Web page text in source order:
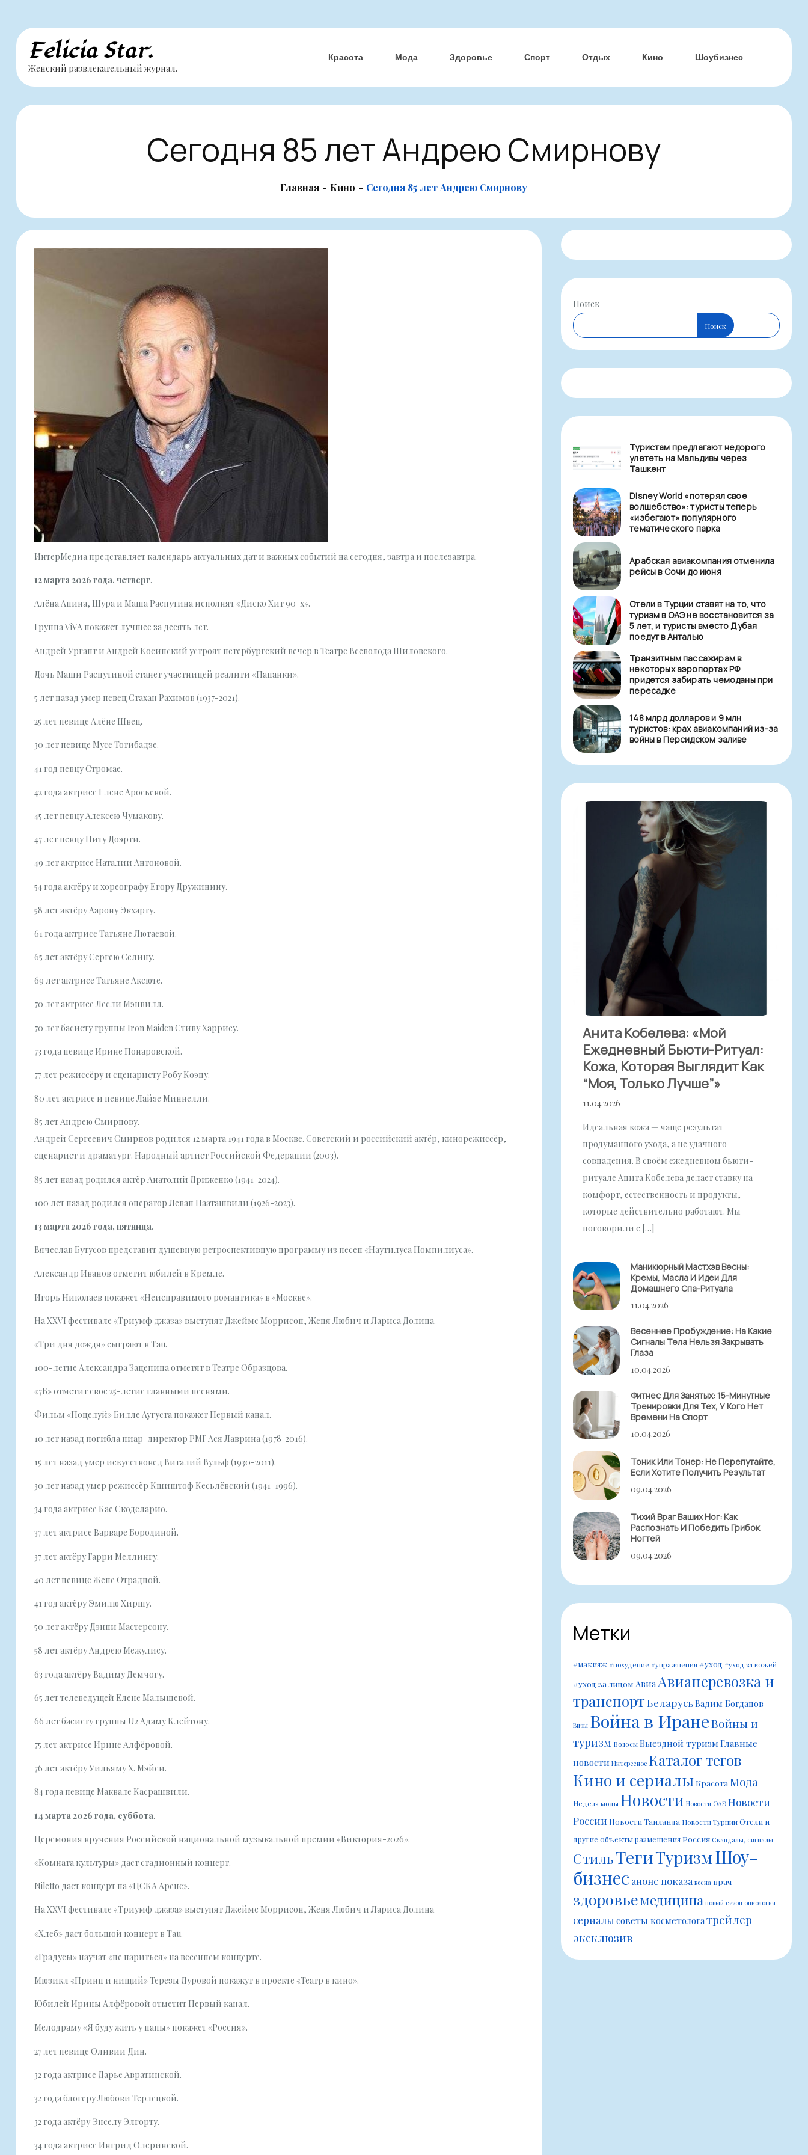
Перейти
содержимому
Felicia Star.
Женский развлекательный журнал.
Красота Мода Здоровье Спорт Отдых Кино Шоубизнес
Сегодня 85 лет Андрею Смирнову
Главная Кино Сегодня 85 лет Андрею Смирнову
ИнтерМедиа представляет календарь актуальных дат и важных событий на сегодня, завтра и послезавтра.
12 марта 2026 года, четверг.
Алёна Апина, Шура и Маша Распутина исполнят «Диско Хит 90-х».
Группа ViVA покажет лучшее за десять лет.
Андрей Ургант и Андрей Косинский устроят петербургский вечер в Театре Всеволода Шиловского.
Дочь Маши Распутиной станет участницей реалити «Пацанки».
5 лет назад умер певец Стахан Рахимов (1937-2021).
25 лет певице Алёне Швец.
30 лет певице Мусе Тотибадзе.
41 год певцу Стромае.
42 года актрисе Елене Аросьевой.
45 лет певцу Алексею Чумакову.
47 лет певцу Питу Доэрти.
49 лет актрисе Наталии Антоновой.
54 года актёру и хореографу Егору Дружинину.
58 лет актёру Аарону Экхарту.
61 года актрисе Татьяне Лютаевой.
65 лет актёру Сергею Селину.
69 лет актрисе Татьяне Аксюте.
70 лет актрисе Лесли Мэнвилл.
70 лет басисту группы Iron Maiden Стиву Харрису.
73 года певице Ирине Понаровской.
77 лет режиссёру и сценаристу Робу Коэну.
80 лет актрисе и певице Лайзе Миннелли.
85 лет Андрею Смирнову.
Андрей Сергеевич Смирнов родился 12 марта 1941 года в Москве. Советский и российский актёр, кинорежиссёр,
сценарист и драматург. Народный артист Российской Федерации (2003).
85 лет назад родился актёр Анатолий Дриженко (1941-2024).
100 лет назад родился оператор Леван Пааташвили (1926-2023).
13 марта 2026 года, пятница.
Вячеслав Бутусов представит душевную ретроспективную программу из песен «Наутилуса Помпилиуса».
Александр Иванов отметит юбилей в Кремле.
Игорь Николаев покажет «Неисправимого романтика» в «Москве».
На XXVI фестивале «Триумф джаза» выступят Джеймс Моррисон, Женя Любич и Лариса Долина.
«Три дня дождя» сыграют в Tau.
100-летие Александра Зацепина отметят в Театре Образцова.
«7Б» отметит свое 25-летие главными песнями.
Фильм «Поцелуй» Билле Аугуста покажет Первый канал.
10 лет назад погибла пиар-директор РМГ Ася Лаврина (1978-2016).
15 лет назад умер искусствовед Виталий Вульф (1930-2011).
30 лет назад умер режиссёр Кшиштоф Кесьлёвский (1941-1996).
34 года актрисе Кае Скоделарио.
37 лет актрисе Варваре Бородиной.
37 лет актёру Гарри Меллингу.
40 лет певице Жене Отрадной.
41 год актёру Эмилю Хиршу.
50 лет актёру Дэнни Мастерсону.
58 лет актёру Андрею Межулису.
63 года актёру Вадиму Демчогу.
65 лет телеведущей Елене Малышевой.
66 лет басисту группы U2 Адаму Клейтону.
75 лет актрисе Ирине Алфёровой.
76 лет актёру Уильяму Х. Мэйси.
84 года певице Маквале Касрашвили.
14 марта 2026 года, суббота.
Церемония вручения Российской национальной музыкальной премии «Виктория-2026».
«Комната культуры» даст стадионный концерт.
Niletto даст концерт на «ЦСКА Арене».
На XXVI фестивале «Триумф джаза» выступят Джеймс Моррисон, Женя Любич и Лариса Долина
«Хлеб» даст большой концерт в Tau.
«Градусы» научат «не париться» на весеннем концерте.
Мюзикл «Принц и нищий» Терезы Дуровой покажут в проекте «Театр в кино».
Юбилей Ирины Алфёровой отметит Первый канал.
Мелодраму «Я буду жить у папы» покажет «Россия».
27 лет певице Оливии Дин.
32 года актрисе Дарье Авратинской.
32 года блогеру Любови Терлецкой.
32 года актёру Энселу Элгорту.
34 года актрисе Ингрид Олеринской.
Поиск
Поиск
Туристам предлагают недорого
улететь на Мальдивы через
Ташкент
Disney World «потерял свое
волшебство»: туристы теперь
«избегают» популярного
тематического парка
Арабская авиакомпания отменила
рейсы в Сочи до июня
Отели в Турции ставят на то, что
туризм в ОАЭ не восстановится за
5 лет, и туристы вместо Дубая
поедут в Анталью
Транзитным пассажирам в
некоторых аэропортах РФ
придется забирать чемоданы при
пересадке
148 млрд долларов и 9 млн
туристов: крах авиакомпаний из-за
войны в Персидском заливе
Анита Кобелева: «Мой
Ежедневный Бьюти-Ритуал:
Кожа, Которая Выглядит Как
“моя, Только Лучше”»
11.04.2026
Идеальная кожа — чаще результат
продуманного ухода, а не удачного
совпадения. В своём ежедневном бьюти-
ритуале Анита Кобелева делает ставку на
комфорт, естественность и продукты,
которые действительно работают. Мы
поговорили с […]
Маникюрный Мастхэв Весны:
Кремы, Масла И Идеи Для
Домашнего Спа-Ритуала
11.04.2026
Весеннее Пробуждение: На Какие
Сигналы Тела Нельзя Закрывать
Глаза
10.04.2026
Фитнес Для Занятых: 15-Минутные
Тренировки Для Тех, У Кого Нет
Времени На Спорт
10.04.2026
Тоник Или Тонер: Не Перепутайте,
Если Хотите Получить Результат
09.04.2026
Тихий Враг Ваших Ног: Как
Распознать И Победить Грибок
Ногтей
09.04.2026
Метки
#макияж #похудение #упражнения #уход #уход за кожей
#уход за лицом Авиа Авиаперевозка и
транспортБеларусьВадим Богданов
Визы Война в ИранеВойны и
туризм ВолосыВыездной туризмГлавные
новости Интересное Каталог тегов
Кино и сериалыКрасота Мода
Неделя моды Новости Новости ОАЭ Новости
России Новости Таиланда Новости ТурцииОтели и
другие объекты размещенияРоссия Скандалы, сигналы
СтильТегиТуризмШоу-
бизнес анонс показа весна врач
здоровьемедицина новый сезон онкология
сериалы советы косметологатрейлер
эксклюзив